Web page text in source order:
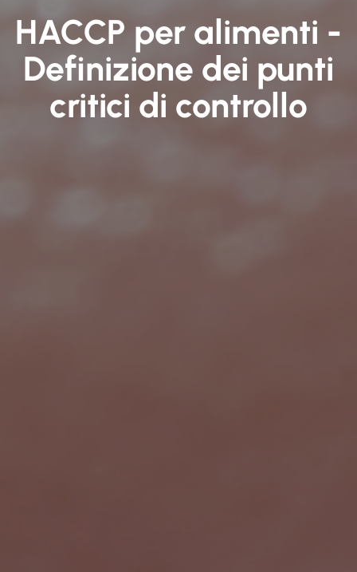
HACCP per alimenti -
Definizione dei punti
critici di controllo